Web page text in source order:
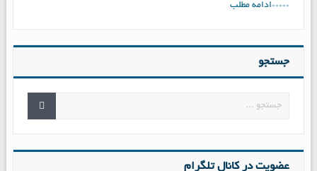
*****ادامه مطلب
جستجو
عضویت در کانال تلگرام